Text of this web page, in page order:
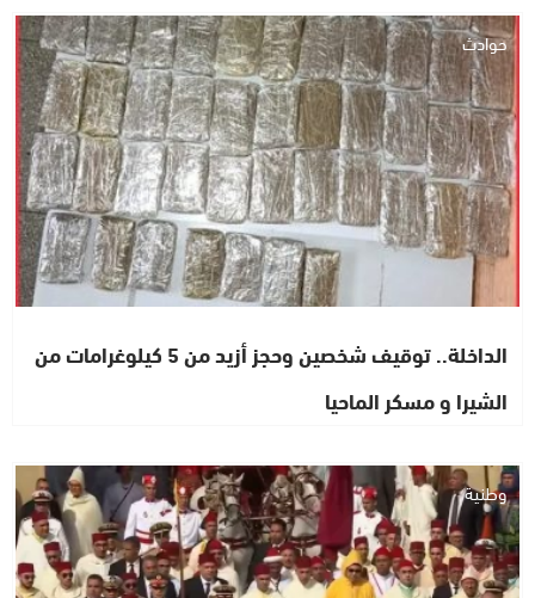
حوادث
الداخلة.. توقيف شخصين وحجز أزيد من 5 كيلوغرامات من
الشيرا و مسكر الماحيا
وطنية